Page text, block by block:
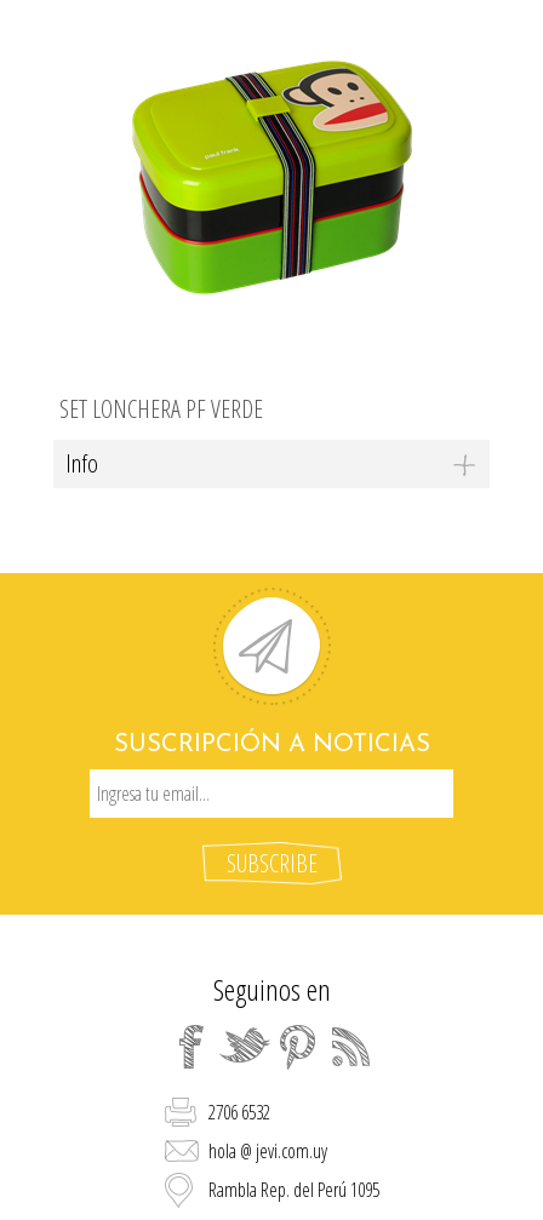
SET LONCHERA PF VERDE
Info
SUSCRIPCIÓN A NOTICIAS
Seguinos en
2706 6532
hola @ jevi.com.uy
Rambla Rep. del Perú 1095